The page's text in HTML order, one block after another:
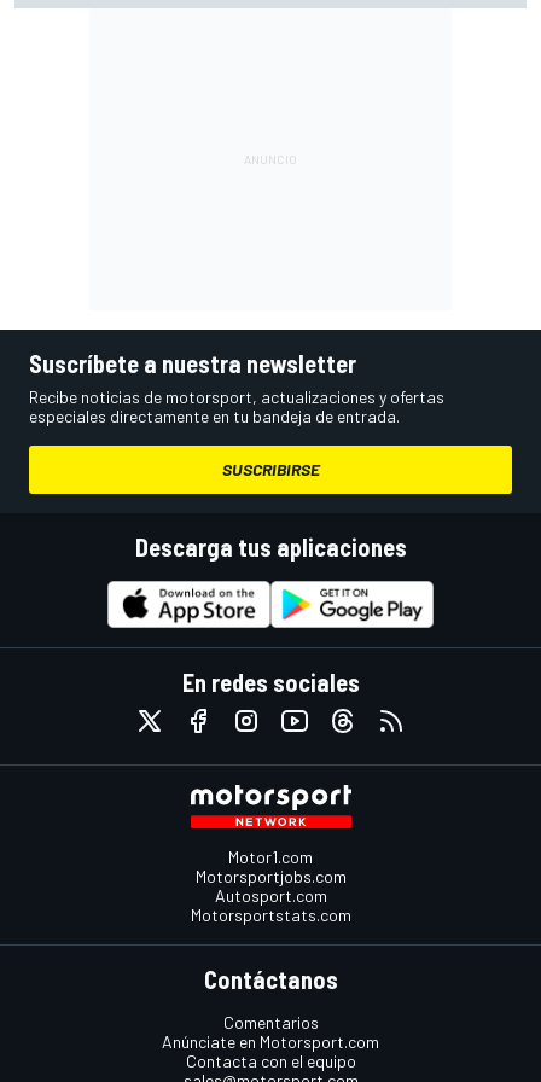
Suscríbete a nuestra newsletter
Recibe noticias de motorsport, actualizaciones y ofertas
especiales directamente en tu bandeja de entrada.
SUSCRIBIRSE
Descarga tus aplicaciones
En redes sociales
Motor1.com
Motorsportjobs.com
Autosport.com
Motorsportstats.com
Contáctanos
Comentarios
Anúnciate en Motorsport.com
Contacta con el equipo